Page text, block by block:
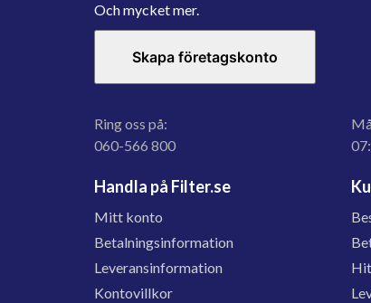
Och mycket mer.
Skapa företagskonto
Ring oss på:
060-566 800
Handla på Filter.se
Mitt konto
Betalningsinformation
Leveransinformation
Kontovillkor